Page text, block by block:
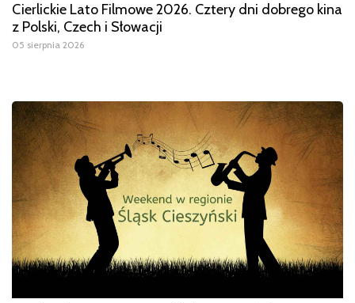
Cierlickie Lato Filmowe 2026. Cztery dni dobrego kina
z Polski, Czech i Słowacji
05 sierpnia 2026